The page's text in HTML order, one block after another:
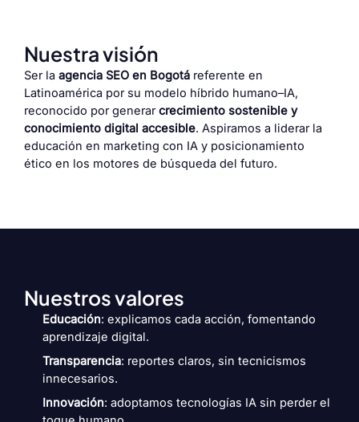
Nuestra visión
Ser la agencia SEO en Bogotá referente en
Latinoamérica por su modelo híbrido humano–IA,
reconocido por generarcrecimiento sostenible y
conocimiento digital accesible. Aspiramos a liderar la
educación en marketing con IA y posicionamiento
ético en los motores de búsqueda del futuro.
Nuestros valores
Educación: explicamos cada acción, fomentando
aprendizaje digital.
Transparencia: reportes claros, sin tecnicismos
innecesarios.
Innovación: adoptamos tecnologías IA sin perder el